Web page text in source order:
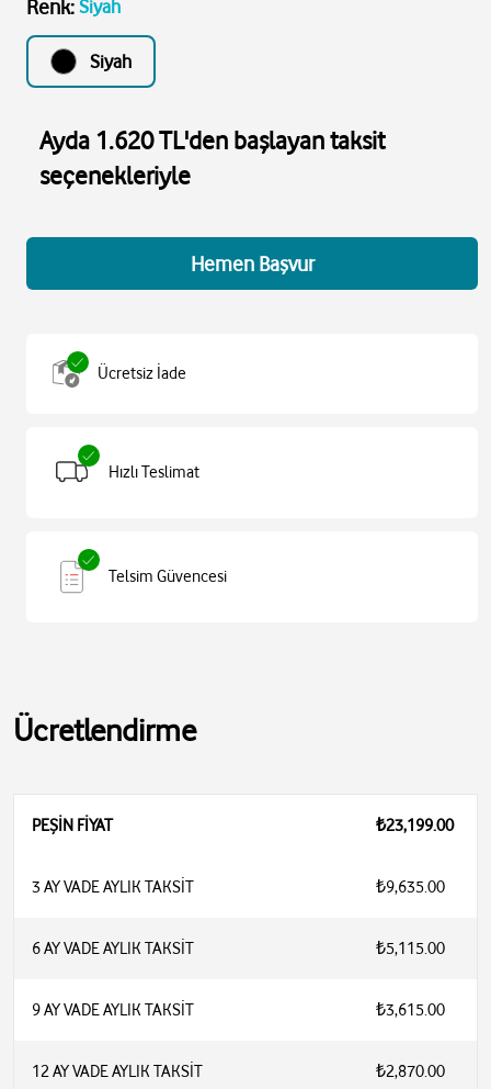
Renk: Siyah
Siyah
Ayda 1.620 TL'den başlayan taksit
seçenekleriyle
Hemen Başvur
Ücretsiz İade
Hızlı Teslimat
Telsim Güvencesi
Ücretlendirme
PEŞİN FİYAT ₺23,199.00
3 AY VADE AYLIK TAKSİT ₺9,635.00
6 AY VADE AYLIK TAKSİT ₺5,115.00
9 AY VADE AYLIK TAKSİT ₺3,615.00
12 AY VADE AYLIK TAKSİT ₺2,870.00